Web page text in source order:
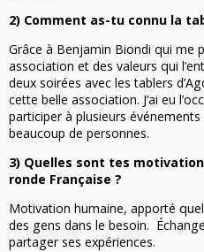
2) Comment as-tu connu la
Grâce à Benjamin Biondi qui me
association et des valeurs qui
deux soirées avec les tablers
cette belle association. J’ai eu
participer à plusieurs
beaucoup de personnes.
3) Quelles sont tes
ronde Française ?
Motivation humaine, apporté
des gens dans le besoin.
partager ses expériences.